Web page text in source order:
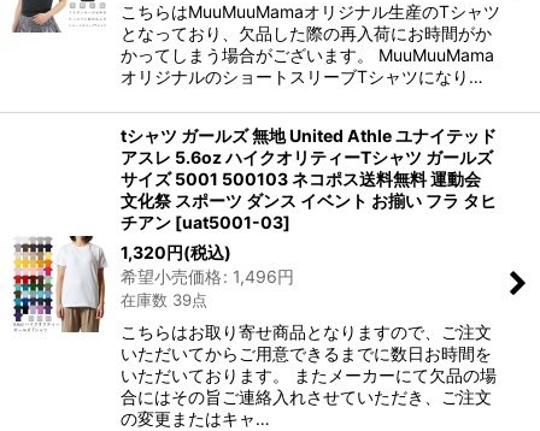
こちらはMuuMuuMamaオリジナル生産のTシャツ
となっており、欠品した際の再入荷にお時間がか
かってしまう場合がございます。 MuuMuuMama
オリジナルのショートスリーブTシャツになり…
tシャツ ガールズ 無地 United Athle ユナイテッド
アスレ 5.6oz ハイクオリティーTシャツ ガールズ
サイズ 5001 500103 ネコポス送料無料 運動会
文化祭 スポーツ ダンス イベント お揃い フラ タヒ
チアン [uat5001-03]
1,320円(税込)
希望小売価格: 1,496円
在庫数 39点
こちらはお取り寄せ商品となりますので、ご注文
いただいてからご用意できるまでに数日お時間を
いただいております。 またメーカーにて欠品の場
合にはその旨ご連絡入れさせていただき、ご注文
の変更またはキャ…